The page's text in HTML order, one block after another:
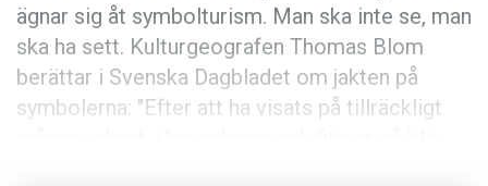
ägnar sig åt symbolturism. Man ska inte se, man
ska ha sett. Kulturgeografen Thomas Blom
berättar i Svenska Dagbladet om jakten på
symbolerna: "Efter att ha visats på tillräckligt